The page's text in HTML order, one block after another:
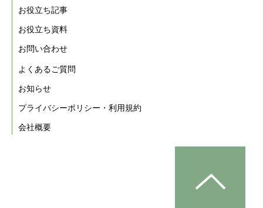
お役立ち記事
お役立ち資料
お問い合わせ
よくあるご質問
お知らせ
プライバシーポリシー・利用規約
会社概要